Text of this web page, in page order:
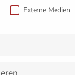
Externe Medien